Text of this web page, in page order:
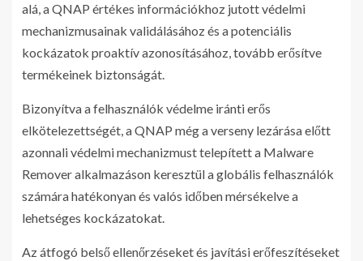
alá, a QNAP értékes információkhoz jutott védelmi
mechanizmusainak validálásához és a potenciális
kockázatok proaktív azonosításához, tovább erősítve
termékeinek biztonságát.
Bizonyítva a felhasználók védelme iránti erős
elkötelezettségét, a QNAP még a verseny lezárása előtt
azonnali védelmi mechanizmust telepített a Malware
Remover alkalmazáson keresztül a globális felhasználók
számára hatékonyan és valós időben mérsékelve a
lehetséges kockázatokat.
Az átfogó belső ellenőrzéseket és javítási erőfeszítéseket